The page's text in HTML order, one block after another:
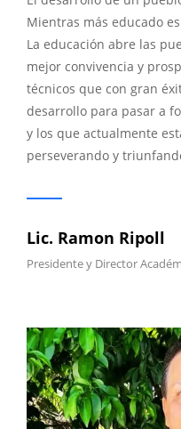
Mientras más educado
La educación abre las
mejor convivencia y
técnicos que con gran
desarrollo para pasar a
y los que actualmente
perseverando y
Lic. Ramon Ripoll
Presidente y Director